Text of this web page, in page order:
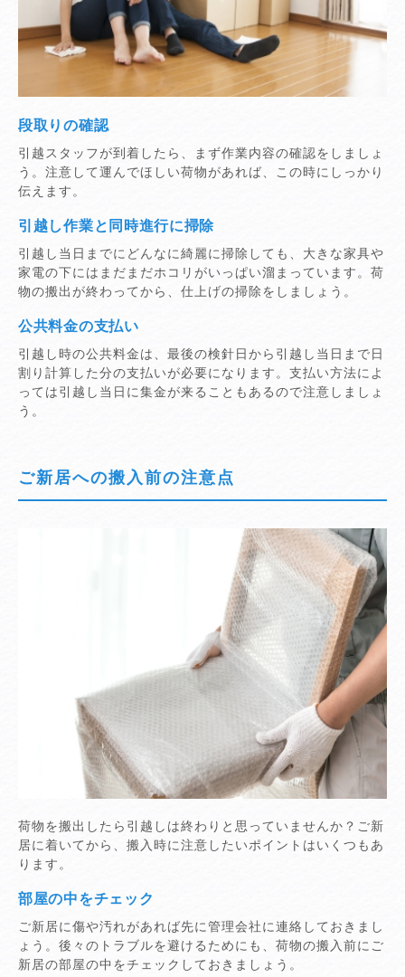
段取りの確認
引越スタッフが到着したら、まず作業内容の確認をしましょ
う。注意して運んでほしい荷物があれば、この時にしっかり
伝えます。
引越し作業と同時進行に掃除
引越し当日までにどんなに綺麗に掃除しても、大きな家具や
家電の下にはまだまだホコリがいっぱい溜まっています。荷
物の搬出が終わってから、仕上げの掃除をしましょう。
公共料金の支払い
引越し時の公共料金は、最後の検針日から引越し当日まで日
割り計算した分の支払いが必要になります。支払い方法によ
っては引越し当日に集金が来ることもあるので注意しましょ
う。
ご新居への搬入前の注意点
荷物を搬出したら引越しは終わりと思っていませんか？ご新
居に着いてから、搬入時に注意したいポイントはいくつもあ
ります。
部屋の中をチェック
ご新居に傷や汚れがあれば先に管理会社に連絡しておきまし
ょう。後々のトラブルを避けるためにも、荷物の搬入前にご
新居の部屋の中をチェックしておきましょう。